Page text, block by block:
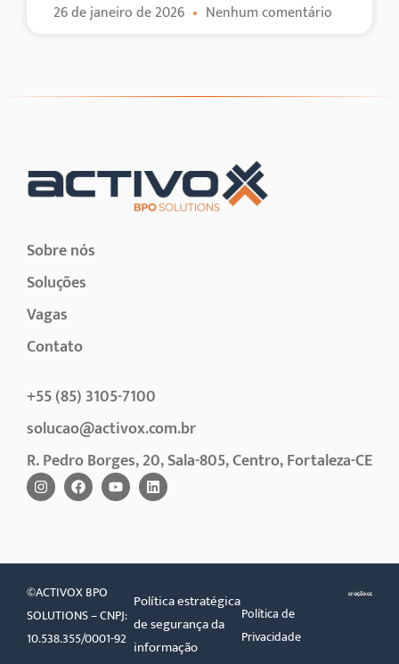
26 de janeiro de 2026 Nenhum comentário
Sobre nós
Soluções
Vagas
Contato
+55 (85) 3105-7100
solucao@activox.com.br
R. Pedro Borges, 20, Sala-805, Centro, Fortaleza-CE
©ACTIVOX BPO
SOLUTIONS – CNPJ:
10.538.355/0001-92
Política estratégica
de segurança da
informação
Política de
Privacidade